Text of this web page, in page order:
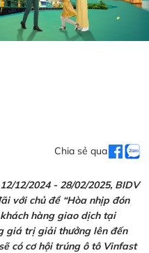
Chia sẻ qua
12/2024 - 28/02/2025, BIDV
với chủ đề “Hòa nhịp đón
hàng giao dịch tại
giá trị giải thưởng lên đến
có cơ hội trúng ô tô Vinfast